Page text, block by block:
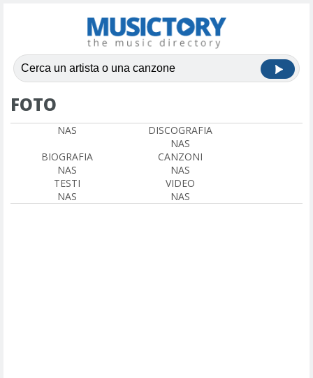
FOTO
NAS
DISCOGRAFIA
NAS
BIOGRAFIA
NAS
CANZONI
NAS
TESTI
NAS
VIDEO
NAS